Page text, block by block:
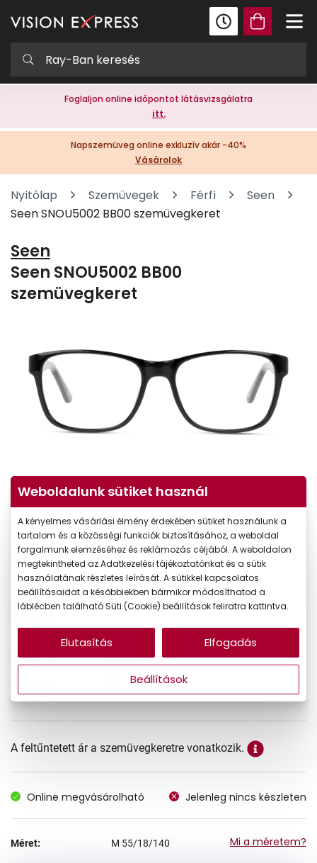
Foglaljon online időpontot látásvizsgálatra
itt.
Napszemüveg online exkluzív akár -40%
Vásárolok
Nyitólap Szemüvegek Férfi
Seen
Seen SNOU5002 BB00 szemüvegkeret
Seen
Seen SNOU5002 BB00
szemüvegkeret
-50%
Korábbi ár: 22.990 Ft
11.495 Ft
A feltűntetett ár a szemüvegkeretre vonatkozik.
Online megvásárolható Jelenleg nincs készleten
Méret: M 55/18/140 Mi a méretem?
Weboldalunk sütiket használ
A kényelmes vásárlási élmény érdekében sütiket használunk a
tartalom és a közösségi funkciók biztosításához, a weboldal
forgalmunk elemzéséhez és reklámozás céljából. A weboldalon
megtekintheted az Adatkezelési tájékoztatónkat és a sütik
használatának részletes leírását. A sütikkel kapcsolatos
beállításaidat a későbbiekben bármikor módosíthatod a
láblécben található Süti (Cookie) beállítások feliratra kattintva.
Beállítások
Elutasítás Elfogadás